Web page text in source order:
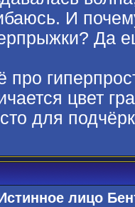
И
Да
про
цвет
для
лицо